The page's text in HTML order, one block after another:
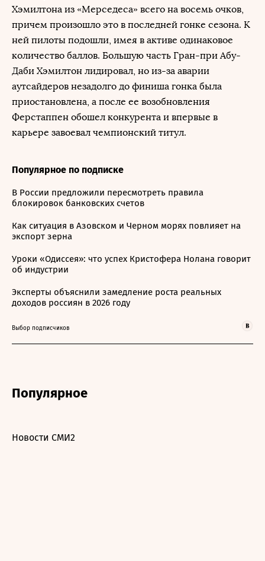
Хэмилтона из «Мерседеса» всего на восемь очков,
причем произошло это в последней гонке сезона. К
ней пилоты подошли, имея в активе одинаковое
количество баллов. Большую часть Гран-при Абу-
Даби Хэмилтон лидировал, но из-за аварии
аутсайдеров незадолго до финиша гонка была
приостановлена, а после ее возобновления
Ферстаппен обошел конкурента и впервые в
карьере завоевал чемпионский титул.
Популярное по подписке
В России предложили пересмотреть правила
блокировок банковских счетов
Как ситуация в Азовском и Черном морях повлияет на
экспорт зерна
Уроки «Одиссея»: что успех Кристофера Нолана говорит
об индустрии
Эксперты объяснили замедление роста реальных
доходов россиян в 2026 году
Выбор подписчиков
Популярное
Новости СМИ2